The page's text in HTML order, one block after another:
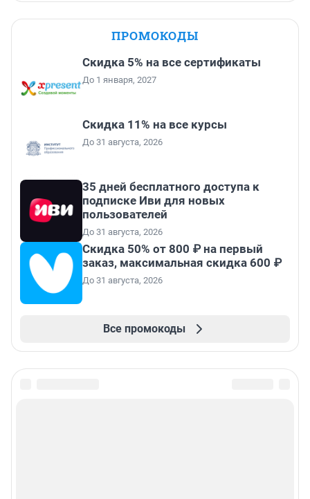
ПРОМОКОДЫ
Скидка 5% на все сертификаты
До 1 января, 2027
Скидка 11% на все курсы
До 31 августа, 2026
35 дней бесплатного доступа к
подписке Иви для новых
пользователей
До 31 августа, 2026
Скидка 50% от 800 ₽ на первый
заказ, максимальная скидка 600 ₽
До 31 августа, 2026
Все промокоды